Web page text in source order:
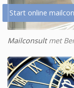
Start online
Mailconsultmet